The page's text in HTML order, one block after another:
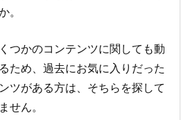
。
つかのコンテンツに関しても動
ため、過去にお気に入りだった
ツがある方は、そちらを探して
せん。